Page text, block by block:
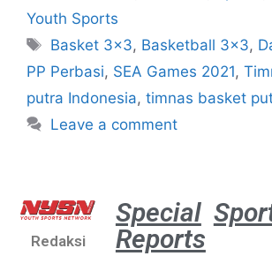
Youth Sports
Basket 3x3, Basketball 3x3,
PP Perbasi, SEA Games 2021,
putra Indonesia, timnas basket
Leave a comment
Redaksi
Special
Reports